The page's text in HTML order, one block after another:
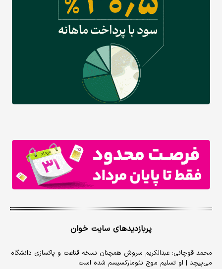
پربازدیدهای سایت خوان
محمد قوچانی: عبدالکریم سروش همچنان نسخه قناعت و پاکسازی دانشگاه
می‌پیچد | او تسلیم موج نئومارکسیسم شده است